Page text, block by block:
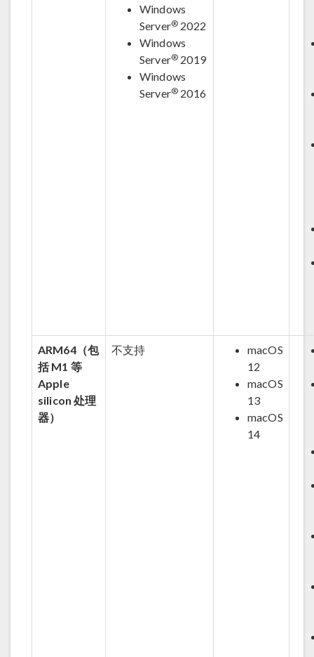
Windows
Server® 2022
Windows
Server® 2019
Windows
Server® 2016
ARM64（包
括 M1 等
Apple
silicon 处理
器）
不支持
macOS
12
macOS
13
macOS
14